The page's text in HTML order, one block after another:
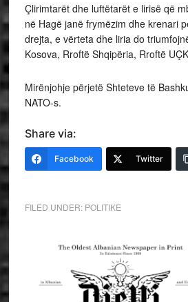
Çlirimtarët dhe luftëtarët e lirisë që
në Hagë janë frymëzim dhe krenari
drejta, e vërteta dhe liria do
Kosova, Rroftë Shqipëria, Rroftë
Mirënjohje përjetë Shteteve të
NATO-s.
Share via:
Facebook Twitter
FILED UNDER: POLITIKE